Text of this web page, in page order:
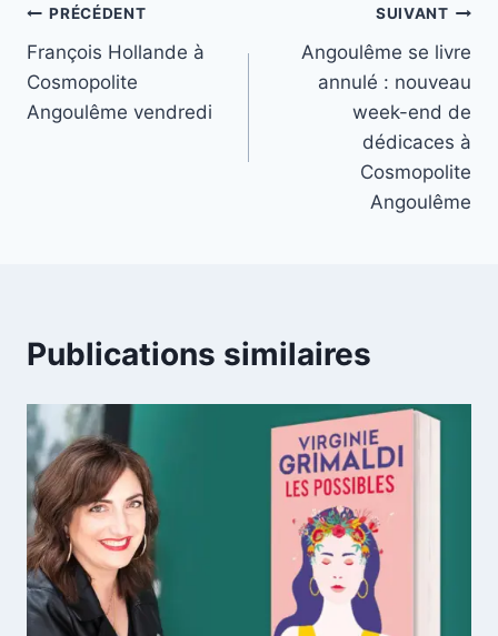
Navigation
de
l’article
PRÉCÉDENT
François Hollande à
Cosmopolite
Angoulême vendredi
SUIVANT
Angoulême se livre
annulé : nouveau
week-end de
dédicaces à
Cosmopolite
Angoulême
Publications similaires